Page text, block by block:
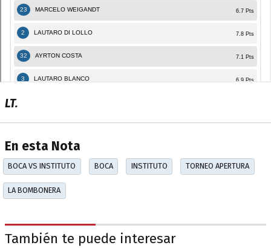
LT.
En esta Nota
BOCA VS INSTITUTO BOCA INSTITUTO TORNEO APERTURA
LA BOMBONERA
También te puede interesar